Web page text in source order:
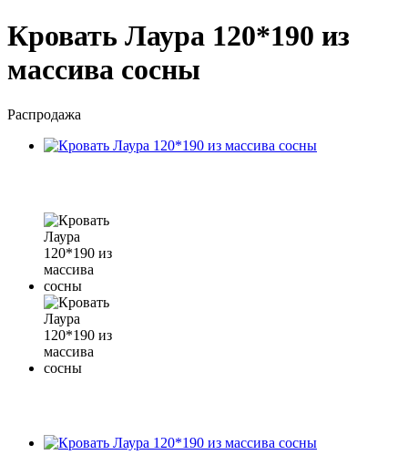
Кровать Лаура 120*190 из
массива сосны
Распродажа